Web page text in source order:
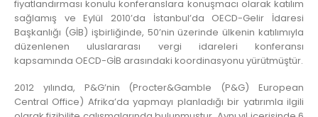
fiyatlandırması konulu konferanslara konuşmacı olarak katılım
sağlamış ve Eylül 2010’da İstanbul’da OECD-Gelir İdaresi
Başkanlığı (GİB) işbirliğinde, 50’nin üzerinde ülkenin katılımıyla
düzenlenen uluslararası vergi idareleri konferansı
kapsamında OECD-GİB arasındaki koordinasyonu yürütmüştür.
2012 yılında, P&G’nin (Procter&Gamble (P&G) European
Central Office) Afrika’da yapmayı planladığı bir yatırımla ilgili